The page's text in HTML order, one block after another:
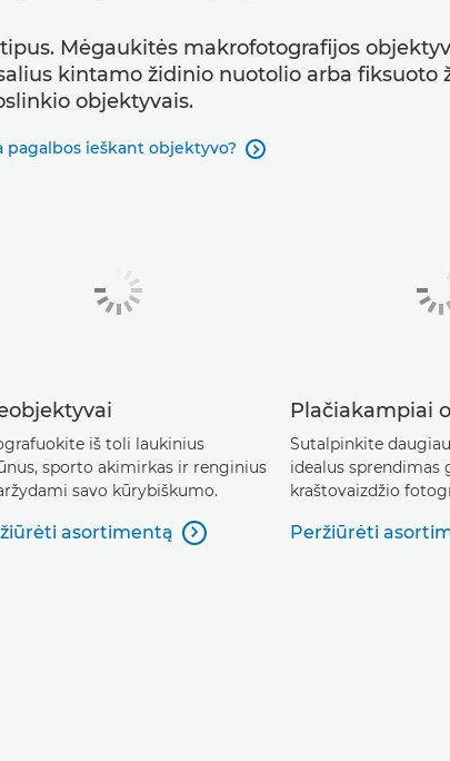
Mėgaukitės makrofotografijos
kintamo židinio nuotolio arba
objektyvais.
pagalbos ieškant objektyvo? 
iš toli laukinius
sporto akimirkas ir renginius
savo kūrybiškumo.
asortimentą 
Plačiakampiai
Sutalpinkite
idealus sprendimas
kraštovaizdžio
Peržiūrėti